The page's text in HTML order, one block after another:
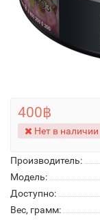
Производитель:
Модель:
Доступно:
Вес, грамм:
400฿
Нет в наличии